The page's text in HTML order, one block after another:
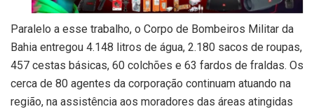
Paralelo a esse trabalho, o Corpo de Bombeiros Militar da
Bahia entregou 4.148 litros de água, 2.180 sacos de roupas,
457 cestas básicas, 60 colchões e 63 fardos de fraldas. Os
cerca de 80 agentes da corporação continuam atuando na
região, na assistência aos moradores das áreas atingidas